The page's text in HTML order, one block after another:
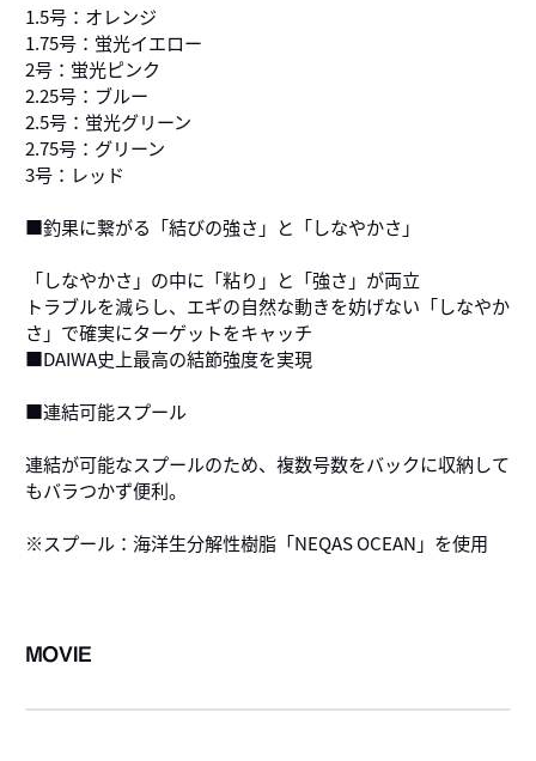
1.5号：オレンジ
1.75号：蛍光イエロー
2号：蛍光ピンク
2.25号：ブルー
2.5号：蛍光グリーン
2.75号：グリーン
3号：レッド
■釣果に繋がる「結びの強さ」と「しなやかさ」
「しなやかさ」の中に「粘り」と「強さ」が両立
トラブルを減らし、エギの自然な動きを妨げない「しなやか
さ」で確実にターゲットをキャッチ
■DAIWA史上最高の結節強度を実現
■連結可能スプール
連結が可能なスプールのため、複数号数をバックに収納して
もバラつかず便利。
※スプール：海洋生分解性樹脂「NEQAS OCEAN」を使用
MOVIE